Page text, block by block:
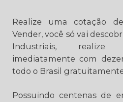
Realize uma cotação
Vender, você só vai
Industriais,
imediatamente com
todo o Brasil
Possuindo centenas de